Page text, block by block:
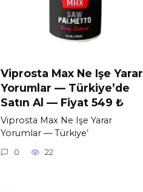
Viprosta Max Ne Işe Yarar
Yorumlar — Türkiye’de
Satın Al — Fiyat 549 ₺
Viprosta Max Ne Işe Yarar
Yorumlar — Türkiye’
0 22